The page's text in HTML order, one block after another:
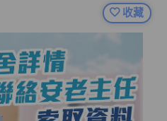
收藏